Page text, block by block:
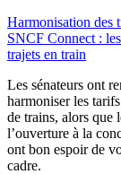
Harmonisation des
SNCF Connect :
trajets en train
Les sénateurs ont
harmoniser les
de trains, alors que
l’ouverture à la
ont bon espoir de
cadre.